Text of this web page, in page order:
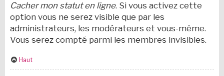
Cacher mon statut en ligne. Si vous activez cette
option vous ne serez visible que par les
administrateurs, les modérateurs et vous-même.
Vous serez compté parmi les membres invisibles.
Haut